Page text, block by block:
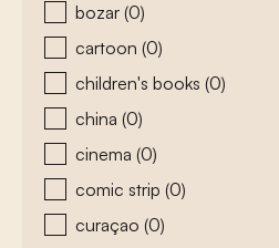
bozar (0)
cartoon (0)
children's books (0)
china (0)
cinema (0)
comic strip (0)
curaçao (0)